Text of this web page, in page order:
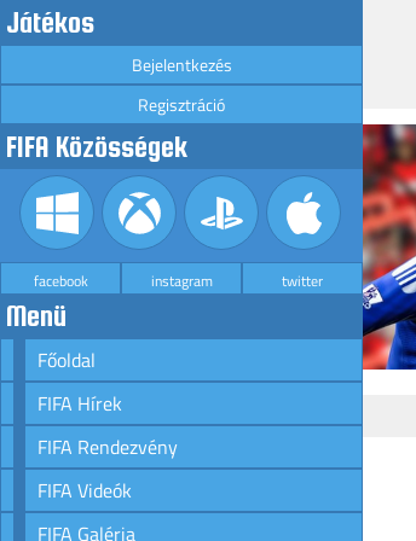
Játékos
Bejelentkezés
Regisztráció
FIFA Közösségek
facebook instagram twitter
Menü
Főoldal
FIFA Hírek
FIFA Rendezvény
FIFA Videók
FIFA Galéria